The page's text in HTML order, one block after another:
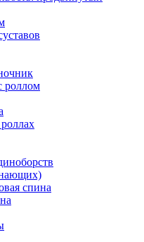
роллом
спина